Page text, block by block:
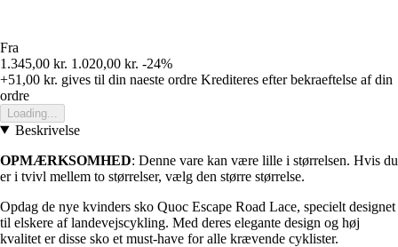
Fra
1.345,00 kr. 1.020,00 kr. -24%
+51,00 kr. gives til din naeste ordre Krediteres efter bekraeftelse af din
ordre
Loading...
Beskrivelse
OPMÆRKSOMHED: Denne vare kan være lille i størrelsen. Hvis du
er i tvivl mellem to størrelser, vælg den større størrelse.
Opdag de nye kvinders sko Quoc Escape Road Lace, specielt designet
til elskere af landevejscykling. Med deres elegante design og høj
kvalitet er disse sko et must-have for alle krævende cyklister.